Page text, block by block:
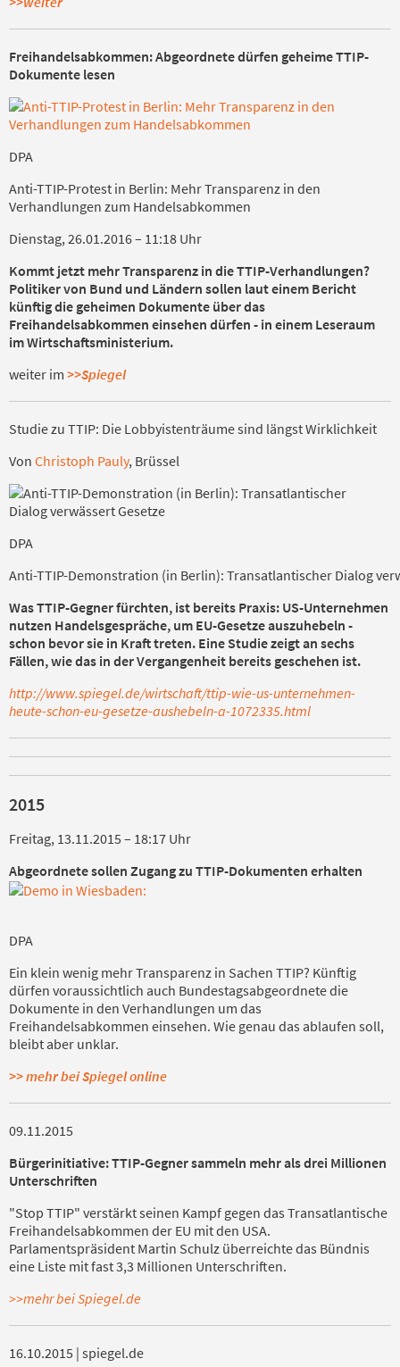
Freihandelsabkommen:Abgeordnete dürfen geheime TTIP-
Dokumente lesen
DPA
Anti-TTIP-Protest in Berlin: Mehr Transparenz in den
Verhandlungen zum Handelsabkommen
Dienstag, 26.01.2016 – 11:18 Uhr
Kommt jetzt mehr Transparenz in die TTIP-Verhandlungen?
Politiker von Bund und Ländern sollen laut einem Bericht
künftig die geheimen Dokumente über das
Freihandelsabkommen einsehen dürfen - in einem Leseraum
im Wirtschaftsministerium.
weiter im >>Spiegel
Studie zu TTIP: Die Lobbyistenträume sind längst Wirklichkeit
Von Christoph Pauly, Brüssel
DPA
Anti-TTIP-Demonstration (in Berlin): Transatlantischer Dialog
Was TTIP-Gegner fürchten, ist bereits Praxis: US-Unternehmen
nutzen Handelsgespräche, um EU-Gesetze auszuhebeln -
schon bevor sie in Kraft treten. Eine Studie zeigt an sechs
Fällen, wie das in der Vergangenheit bereits geschehen ist.
http://www.spiegel.de/wirtschaft/ttip-wie-us-unternehmen-
heute-schon-eu-gesetze-aushebeln-a-1072335.html
2015
Freitag, 13.11.2015 – 18:17 Uhr
Abgeordnete sollen Zugang zu TTIP-Dokumenten erhalten
DPA
Ein klein wenig mehr Transparenz in Sachen TTIP? Künftig
dürfen voraussichtlich auch Bundestagsabgeordnete die
Dokumente in den Verhandlungen um das
Freihandelsabkommen einsehen. Wie genau das ablaufen soll,
bleibt aber unklar.
>> mehr bei Spiegel online
09.11.2015
Bürgerinitiative: TTIP-Gegner sammeln mehr als drei Millionen
Unterschriften
"Stop TTIP" verstärkt seinen Kampf gegen das Transatlantische
Freihandelsabkommen der EU mit den USA.
Parlamentspräsident Martin Schulz überreichte das Bündnis
eine Liste mit fast 3,3 Millionen Unterschriften.
>>mehr bei Spiegel.de
16.10.2015 | spiegel.de